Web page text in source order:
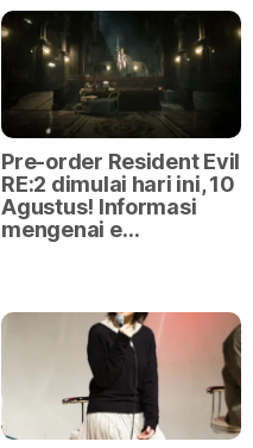
Pre-order Resident Evil
RE:2 dimulai hari ini, 10
Agustus! Informasi
mengenai e…